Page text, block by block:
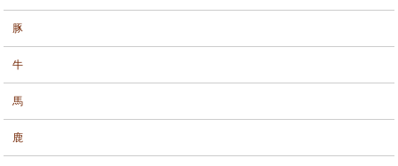
豚
牛
馬
鹿